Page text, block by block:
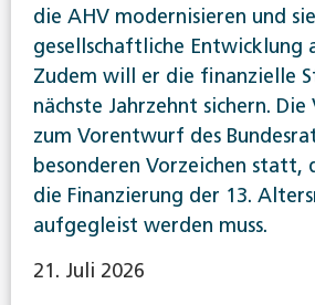
die AHV modernisieren und
gesellschaftliche Entwicklung
Zudem will er die finanzielle
nächste Jahrzehnt sichern. Die
zum Vorentwurf des
besonderen Vorzeichen statt,
die Finanzierung der 13.
aufgegleist werden muss.
21. Juli 2026